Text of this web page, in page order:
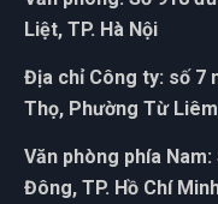
Liệt, TP. Hà Nội
Địa chỉ Công ty: số 7
Thọ, Phường Từ
Văn phòng phía
Đông, TP. Hồ Chí